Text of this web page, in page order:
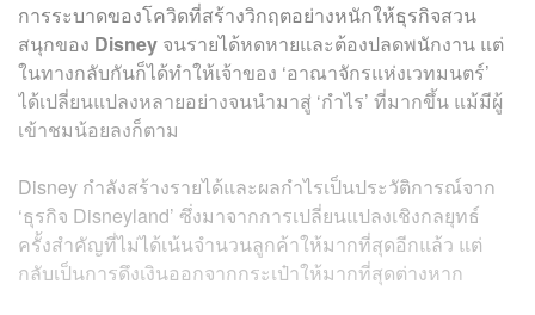
การระบาดของโควิดที่สร้างวิกฤตอย่างหนักให้ธุรกิจสวน
สนุกของ Disney จนรายได้หดหายและต้องปลดพนักงาน แต่
ในทางกลับกันก็ได้ทำให้เจ้าของ ‘อาณาจักรแห่งเวทมนตร์’
ได้เปลี่ยนแปลงหลายอย่างจนนำมาสู่ ‘กำไร’ ที่มากขึ้น แม้มีผู้
เข้าชมน้อยลงก็ตาม
Disney กำลังสร้างรายได้และผลกำไรเป็นประวัติการณ์จาก
‘ธุรกิจ Disneyland’ ซึ่งมาจากการเปลี่ยนแปลงเชิงกลยุทธ์
ครั้งสำคัญที่ไม่ได้เน้นจำนวนลูกค้าให้มากที่สุดอีกแล้ว แต่
กลับเป็นการดึงเงินออกจากกระเป๋าให้มากที่สุดต่างหาก